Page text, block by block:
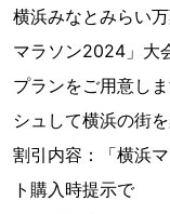
横浜みなとみらい
マラソン2024」大
プランをご用意し
シュして横浜の街
割引内容：「横浜
ト購入時提示で